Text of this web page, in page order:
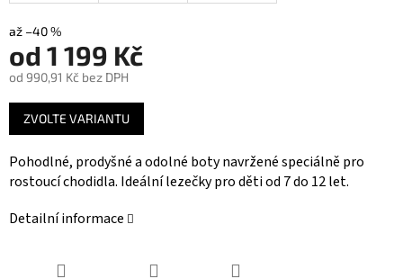
až –40 %
od 1 199 Kč
od 990,91 Kč bez DPH
Měrná
cena:
ZVOLTE VARIANTU
Pohodlné, prodyšné a odolné boty navržené speciálně pro
rostoucí chodidla. Ideální lezečky pro děti od 7 do 12 let.
Detailní informace